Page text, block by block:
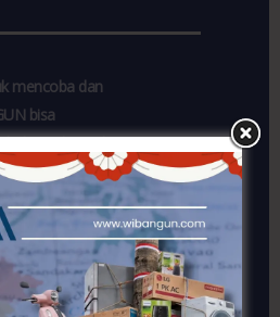
mencoba dan
bisa
hubungi kami dan
yang
Jangan lewatkan